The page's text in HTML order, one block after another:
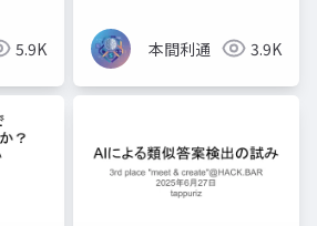
5.9K 本間利通 3.9K